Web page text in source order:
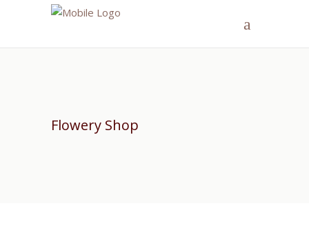
Flowery Shop